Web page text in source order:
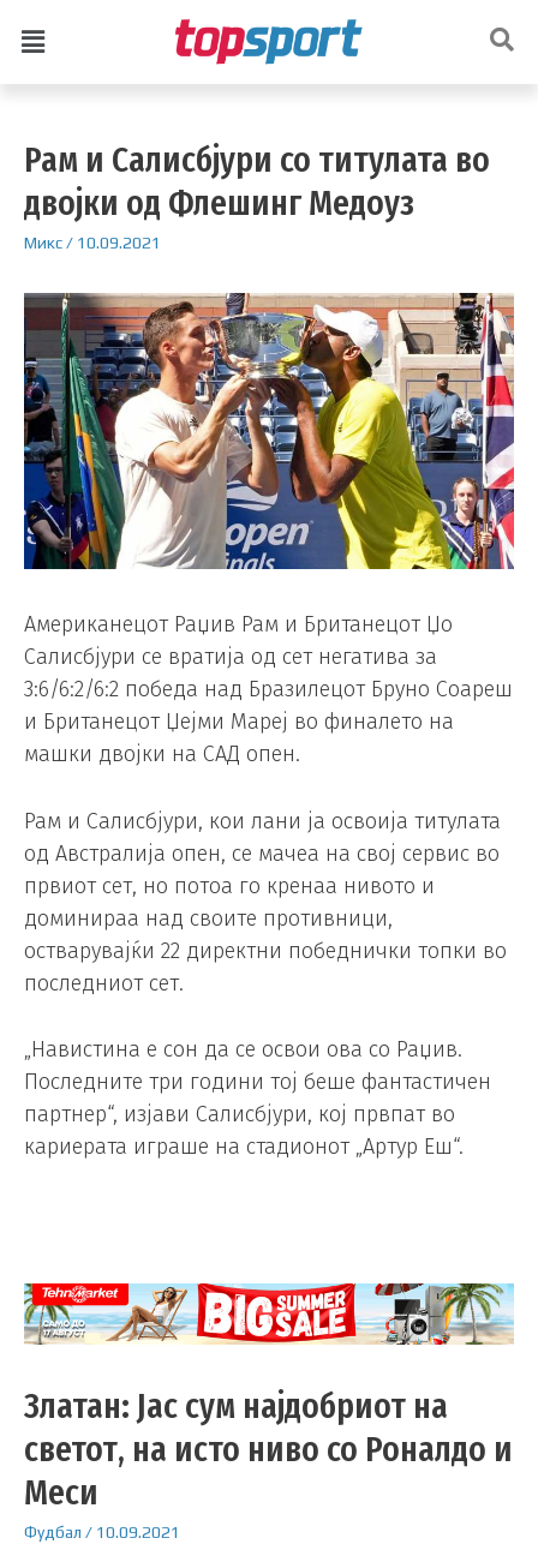
Рам и Салисбјури со титулата во
двојки од Флешинг Медоуз
Микс/ 10.09.2021
Американецот Раџив Рам и Британецот Џо
Салисбјури се вратија од сет негатива за
3:6/6:2/6:2 победа над Бразилецот Бруно Соареш
и Британецот Џејми Мареј во финалето на
машки двојки на САД опен.
Рам и Салисбјури, кои лани ја освоија титулата
од Австралија опен, се мачеа на свој сервис во
првиот сет, но потоа го кренаа нивото и
доминираа над своите противници,
остварувајќи 22 директни победнички топки во
последниот сет.
„Навистина е сон да се освои ова со Раџив.
Последните три години тој беше фантастичен
партнер“, изјави Салисбјури, кој првпат во
кариерата играше на стадионот „Артур Еш“.
Златан: Јас сум најдобриот на
светот, на исто ниво со Роналдо и
Меси
Фудбал / 10.09.2021